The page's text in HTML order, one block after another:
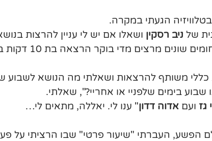
הגעתי במקרה.
של ניב רסקין
את הפינה
כללי משותף להרצאות ושאלתי מה הנושא
בימים שלפניי או אחריי?", שאלתי.
גז ועם אדוה דדון" ענו לי. יאללה, מתאים לי…
הפשע, העברתי "שיעור פרטי" שבו הרציתי על